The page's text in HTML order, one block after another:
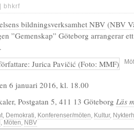
bhkrf
bildningsverksamhet NBV (NBV
”Gemenskap” Göteborg arrangerar
6 januari 2016, kl. 18.00
Postgatan 5, 411 13 Göteborg Läs
, Demokrati, Konferenser/möten, Kultur,
, Möten, NBV